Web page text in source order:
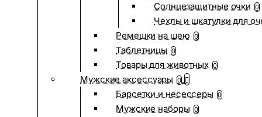
Солнцезащитные очки 0
Чехлы и шкатулки для
Ремешки на шею 0
Таблетницы 0
Товары для животных 0
Мужские аксессуары 0
Барсетки и несессеры 0
Мужские наборы 0